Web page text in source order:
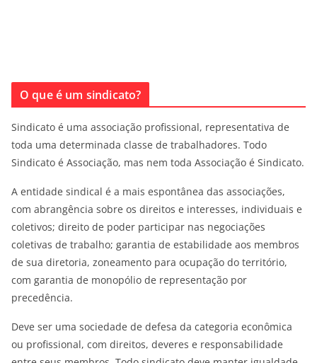
O que é um sindicato?
Sindicato é uma associação profissional, representativa de
toda uma determinada classe de trabalhadores. Todo
Sindicato é Associação, mas nem toda Associação é Sindicato.
A entidade sindical é a mais espontânea das associações,
com abrangência sobre os direitos e interesses, individuais e
coletivos; direito de poder participar nas negociações
coletivas de trabalho; garantia de estabilidade aos membros
de sua diretoria, zoneamento para ocupação do território,
com garantia de monopólio de representação por
precedência.
Deve ser uma sociedade de defesa da categoria econômica
ou profissional, com direitos, deveres e responsabilidade